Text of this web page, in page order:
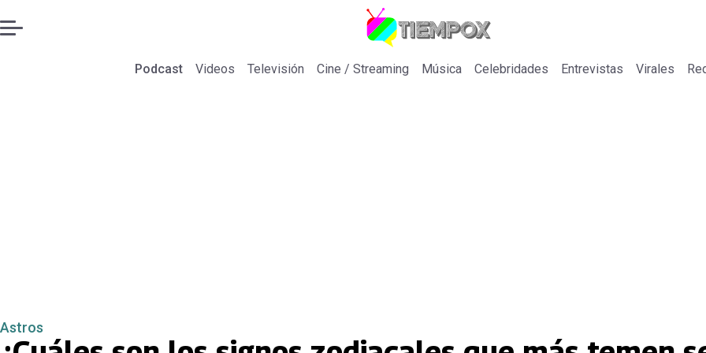
Podcast Videos Televisión Cine / Streaming Música Celebridades Entrevistas Virales
Astros